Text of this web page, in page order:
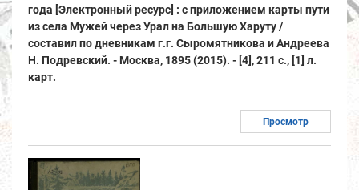
года [Электронный ресурс] : с приложением карты пути
из села Мужей через Урал на Большую Харуту /
составил по дневникам г.г. Сыромятникова и Андреева
Н. Подревский. - Москва, 1895 (2015). - [4], 211 с., [1] л.
карт.
Просмотр